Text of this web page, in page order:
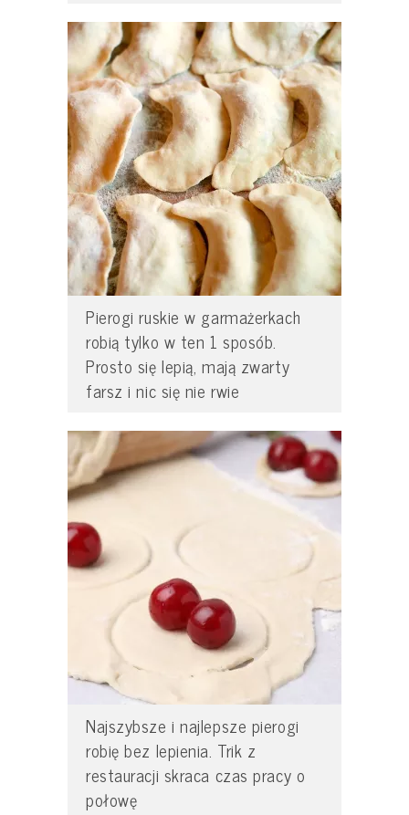
Pierogi ruskie w garmażerkach
robią tylko w ten 1 sposób.
Prosto się lepią, mają zwarty
farsz i nic się nie rwie
Najszybsze i najlepsze pierogi
robię bez lepienia. Trik z
restauracji skraca czas pracy o
połowę